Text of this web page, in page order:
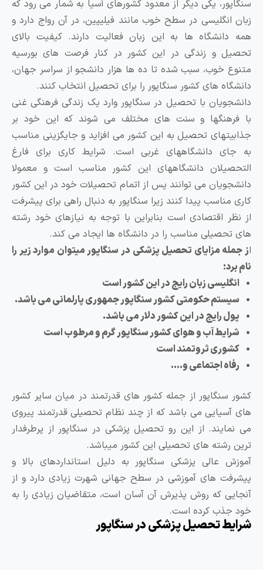
یکی دیگر از معدود کشورهای آسیا به شمار می رود که
انگلیسی در سطح خوب مانند فیلیپین، در آن رواج دارد و
دانشگاه‌ ها به این زبان فعالیت دارند. کیفیت بالای
و زندگی در این کشور در کنار فرصت های بورسیه
خوب، سبب شده تا ده‌ ها هزار دانشجو از سراسر جهان،
های کشور سنگاپور را برای تحصیل انتخاب کنند.
با تحصیل در سنگاپور وارد یک زندگی فرهنگی غنی
فرهنگها و سنت های مختلف می شوند که این خود بر
تحصیل به این کشور می افزاید و جایگزینی مناسب
جای دانشگاههای غربی است. شرایط کاری برای فارغ
دانشگاههای این کشور مناسب است و معمولا
می توانند پس از اتمام تحصیلات خود در این کشور
مناسب پیدا کنند زیرا سنگاپور به دنبال راهی برای پیشرفت
نظر اقتصادی است بنابراین با توجه به نیازهای خود رشته
تحصیلی مناسب را در دانشگاه ها ایجاد می کند.
جمله مزایای تحصیل پزشکی در سنگاپور میتوان موارد زیر را
برد:
انگلیسی زبان رایج در این کشور است
سیستم حکومتی کشور سنگاپور جمهوری پارلمانی می باشد.
پول رایج در این کشور دلار می باشد.
شرایط آب و هوای کشور سنگاپور گرم و مرطوب است
کشوری ثروتمند است
رفاه اجتماعی و….
سنگاپور از جمله کشور های قدرتمند در میان سایر کشور
آسیایی می باشد که از چند نظام تحصیلی قدرتمند پیروی
نمایند. از این رو تحصیل پزشکی در سنگاپور از پرطرفدار
رشته های تحصیلی این کشور میباشد.
عالی پزشکی سنگاپور به دلیل استانداردهای بالا و
های آموزشی در سطح جهانی شهرت زیادی دارد و از
که روش پذیرش آن آسان است، متقاضیان زیادی را به
جذب کرده است.
تحصیل پزشکی در سنگاپور